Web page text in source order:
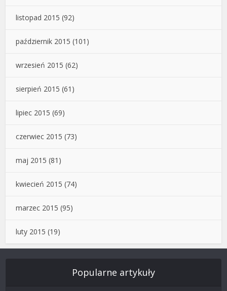
listopad 2015 (92)
październik 2015 (101)
wrzesień 2015 (62)
sierpień 2015 (61)
lipiec 2015 (69)
czerwiec 2015 (73)
maj 2015 (81)
kwiecień 2015 (74)
marzec 2015 (95)
luty 2015 (19)
Popularne artykuły